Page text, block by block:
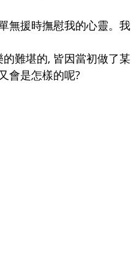
無援時撫慰我的心靈。我
難堪的, 皆因當初做了某
會是怎樣的呢?